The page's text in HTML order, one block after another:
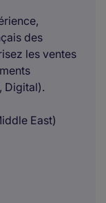
des
les ventes
Digital).
East)